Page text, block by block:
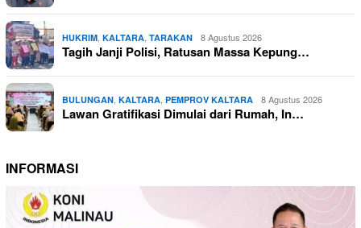
HUKRIM, KALTARA, TARAKAN 8 Agustus 2026
Tagih Janji Polisi, Ratusan Massa Kepung…
BULUNGAN, KALTARA, PEMPROV KALTARA 8 Agustus 2026
Lawan Gratifikasi Dimulai dari Rumah, In…
INFORMASI